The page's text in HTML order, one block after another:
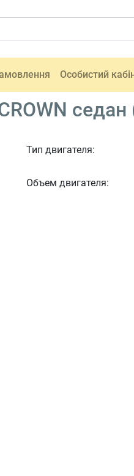
Особистий
седан
Тип двигателя:
Объем двигателя: